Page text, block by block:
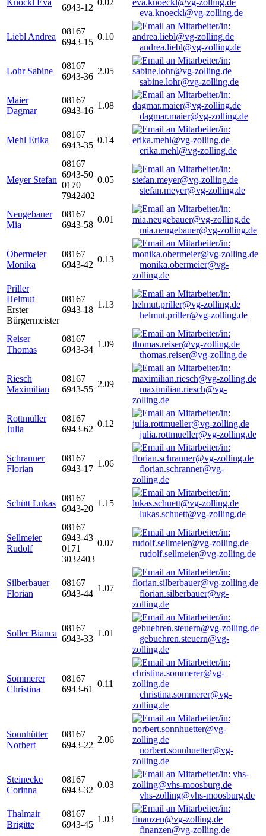
Knöckl Eva
6943-12
0.02
eva.knoeckl@vg-zolling.de
Liebl Andrea
08167
6943-15
0.10
andrea.liebl@vg-zolling.de
Lohr Sabine
08167
6943-36
2.05
sabine.lohr@vg-zolling.de
Maier
Dagmar
08167
6943-16
1.08
dagmar.maier@vg-zolling.de
Mehl Erika
08167
6943-35
0.14
erika.mehl@vg-zolling.de
Meyer Stefan
08167
6943-50
0170
7942402
0.05
stefan.meyer@vg-zolling.de
Neugebauer
Mia
08167
6943-58
0.01
mia.neugebauer@vg-zolling.de
Obermeier
Monika
08167
6943-42
0.13
monika.obermeier@vg-
zolling.de
Priller
Helmut
Erster
Bürgermeister
08167
6943-18
1.13
helmut.priller@vg-zolling.de
Reiser
Thomas
08167
6943-34
1.09
thomas.reiser@vg-zolling.de
Riesch
Maximilian
08167
6943-55
2.09
maximilian.riesch@vg-
zolling.de
Rottmüller
Julia
08167
6943-62
0.12
julia.rottmueller@vg-zolling.de
Schranner
Florian
08167
6943-17
1.06
florian.schranner@vg-
zolling.de
Schütt Lukas
08167
6943-20
1.15
lukas.schuett@vg-zolling.de
Sellmeier
Rudolf
08167
6943-43
0171
3032403
0.07
rudolf.sellmeier@vg-zolling.de
Silberbauer
Florian
08167
6943-44
1.07
florian.silberbauer@vg-
zolling.de
Soller Bianca
08167
6943-33
1.01
gebuehren.steuern@vg-
zolling.de
Sommerer
Christina
08167
6943-61
0.11
christina.sommerer@vg-
zolling.de
Sonnhütter
Norbert
08167
6943-22
2.06
norbert.sonnhuetter@vg-
zolling.de
Steinecke
Corinna
08167
6943-32
0.03
vhs-zolling@vhs-moosburg.de
Thalmair
Brigitte
08167
6943-45
1.03
finanzen@vg-zolling.de